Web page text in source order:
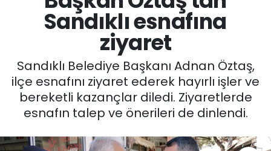
Sandıklı esnafına
ziyaret
Sandıklı Belediye Başkanı Adnan Öztaş,
ilçe esnafını ziyaret ederek hayırlı işler ve
bereketli kazançlar diledi. Ziyaretlerde
esnafın talep ve önerileri de dinlendi.
ASAYİŞ
SİYASET
EĞİTİM
Trafik Durumu
Süper Lig Puan Durumu ve Fikstür
Tüm Manşetler
Son Dakika Haberleri